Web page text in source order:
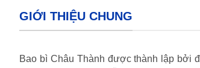
GIỚI THIỆU CHUNG
Bao bì Châu Thành được thành lập bởi